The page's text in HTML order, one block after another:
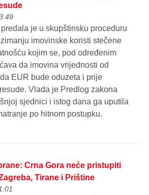
je u skupštinsku proceduru
imovinske koristi stečene
kojim se, pod određenim
da imovina vrijednosti od
EUR bude oduzeta i prije
Vlada je Predlog zakona
sjednici i istog dana ga uputila
po hitnom postupku.
Crna Gora neće pristupiti
Tirane i Prištine